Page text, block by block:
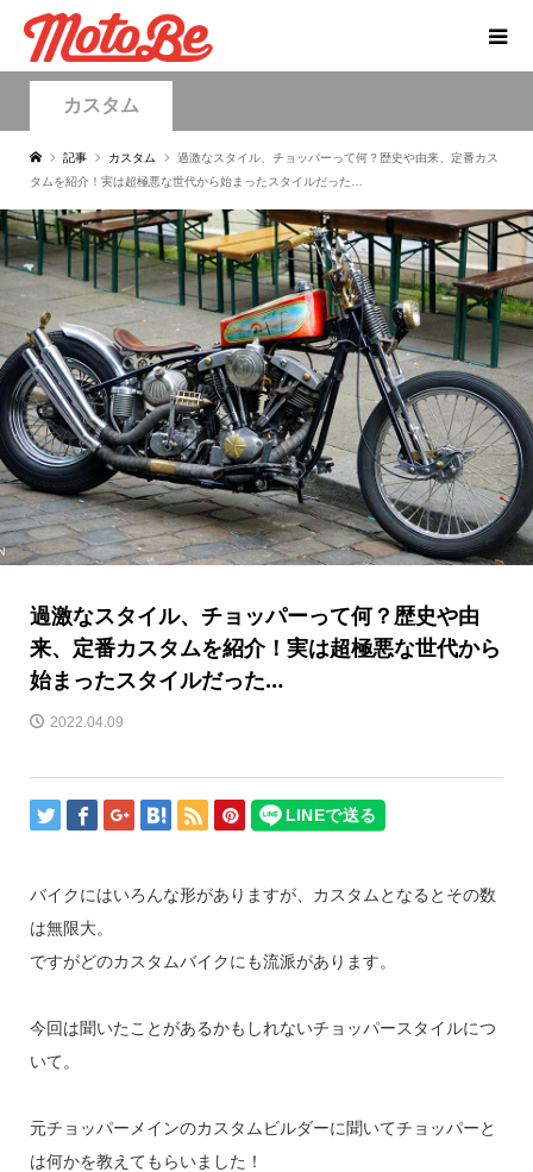
カスタム
記事 カスタム
過激なスタイル、チョッパーって何？歴史や由来、定番カス
タムを紹介！実は超極悪な世代から始まったスタイルだった…
過激なスタイル、チョッパーって何？歴史や由
来、定番カスタムを紹介！実は超極悪な世代から
始まったスタイルだった…
2022.04.09
バイクにはいろんな形がありますが、カスタムとなるとその数
は無限大。
ですがどのカスタムバイクにも流派があります。
今回は聞いたことがあるかもしれないチョッパースタイルにつ
いて。
元チョッパーメインのカスタムビルダーに聞いてチョッパーと
は何かを教えてもらいました！